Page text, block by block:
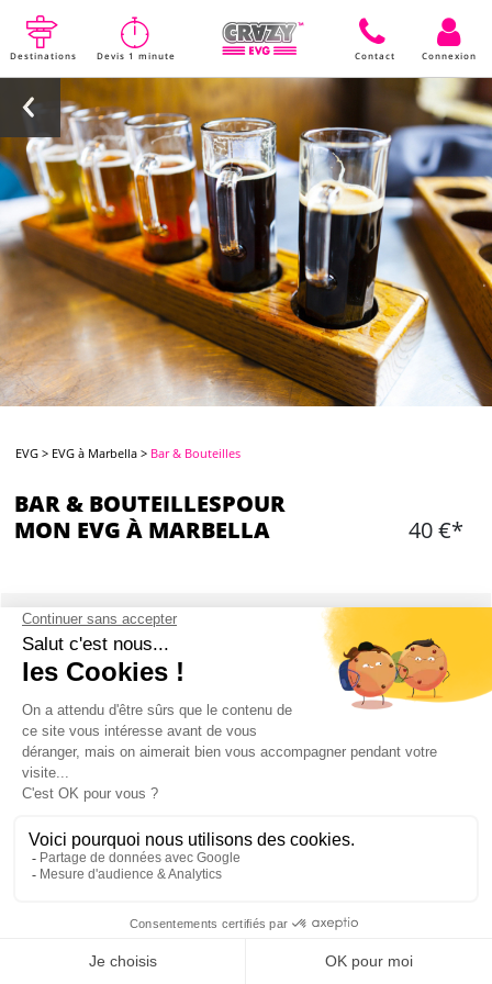
Destinations Devis 1 minute Contact Connexion
EVG > EVG à Marbella > Bar & Bouteilles
BAR & BOUTEILLESPOUR
MON EVG À MARBELLA
40 €*
CONTENU
Entrée dans un bar
Table réservée pour votre groupe
25€ de consommation par personne
BAR & BOUTEILLES À MARBELLA : PRÉSENTATION
Mon EVG à Marbella